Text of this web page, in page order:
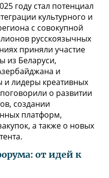
году стал потенциал
культурного и
с совокупной
русскоязычных
приняли участие
из Беларуси,
и
и лидеры креативных
о развитии
создании
платформ,
а также о новых
от идей к